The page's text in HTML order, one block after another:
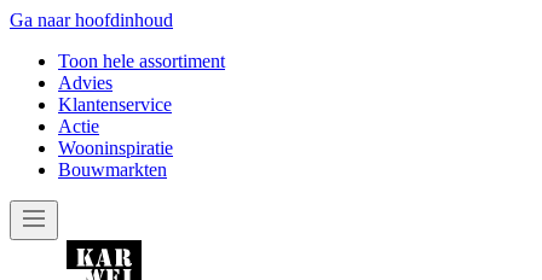
Ga naar hoofdinhoud
Toon hele assortiment
Advies
Klantenservice
Actie
Wooninspiratie
Bouwmarkten